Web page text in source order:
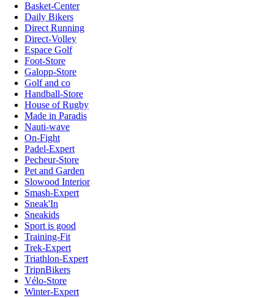
Basket-Center
Daily Bikers
Direct Running
Direct-Volley
Espace Golf
Foot-Store
Galopp-Store
Golf and co
Handball-Store
House of Rugby
Made in Paradis
Nauti-wave
On-Fight
Padel-Expert
Pecheur-Store
Pet and Garden
Slowood Interior
Smash-Expert
Sneak'In
Sneakids
Sport is good
Training-Fit
Trek-Expert
Triathlon-Expert
TripnBikers
Vélo-Store
Winter-Expert